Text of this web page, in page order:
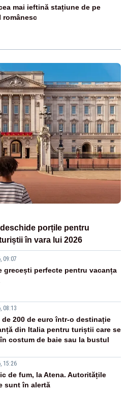
mai ieftină stațiune de pe
românesc
porțile pentru
în vara lui 2026
09:07
grecești perfecte pentru vacanța
08:13
de 200 de euro într-o destinație
din Italia pentru turiștii care se
costum de baie sau la bustul
15:26
de fum, la Atena. Autoritățile
sunt în alertă